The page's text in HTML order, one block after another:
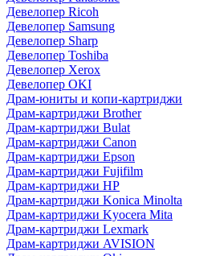
Девелопер Ricoh
Девелопер Samsung
Девелопер Sharp
Девелопер Toshiba
Девелопер Xerox
Девелопер OKI
Драм-юниты и копи-картриджи
Драм-картриджи Brother
Драм-картриджи Bulat
Драм-картриджи Canon
Драм-картриджи Epson
Драм-картриджи Fujifilm
Драм-картриджи HP
Драм-картриджи Konica Minolta
Драм-картриджи Kyocera Mita
Драм-картриджи Lexmark
Драм-картриджи AVISION